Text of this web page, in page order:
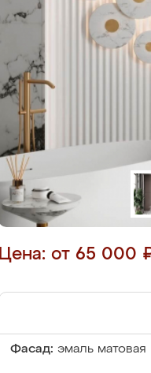
Цена: от 65 000
Фасад: эмаль матовая